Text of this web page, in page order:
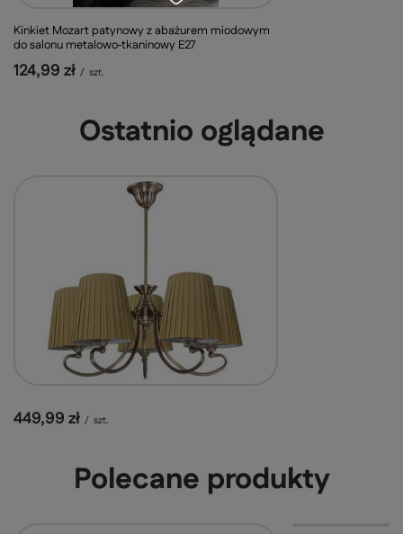
Kinkiet Mozart patynowy z abażurem miodowym
do salonu metalowo‑tkaninowy E27
124,99 zł / szt.
Ostatnio oglądane
449,99 zł / szt.
Polecane produkty